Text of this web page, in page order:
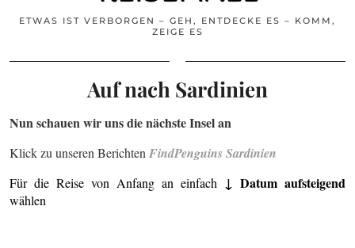
ETWAS IST VERBORGEN – GEH, ENTDECKE ES – KOMM,
ZEIGE ES
Auf nach Sardinien
Nun schauen wir uns die nächste Insel an
Klick zu unseren Berichten FindPenguins Sardinien
Für die Reise von Anfang an einfach ↓ Datum aufsteigend
wählen